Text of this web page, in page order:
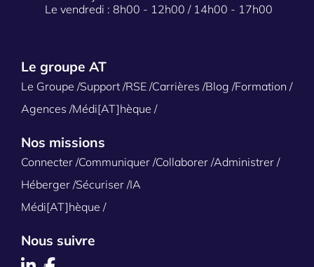
Le vendredi : 8h00 - 12h00 / 14h00 - 17h00
Le groupe AT
Le Groupe Support RSE Carrières Blog Formation
Agences Médi[AT]hèque
Nos missions
Connecter Communiquer Collaborer Administrer
Héberger Sécuriser IA
Médi[AT]hèque
Nous suivre